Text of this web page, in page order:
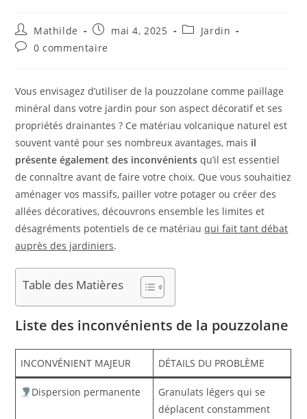
Mathilde mai 4, 2025
Jardin
0 commentaire
Vous envisagez d’utiliser de la pouzzolane comme paillage
minéral dans votre jardin pour son aspect décoratif et ses
propriétés drainantes ? Ce matériau volcanique naturel est
souvent vanté pour ses nombreux avantages, mais il
présente également des inconvénients qu’il est essentiel
de connaître avant de faire votre choix. Que vous souhaitiez
aménager vos massifs, pailler votre potager ou créer des
allées décoratives, découvrons ensemble les limites et
désagréments potentiels de ce matériauqui fait tant débat
auprès des jardiniers.
Table des Matières
Liste des inconvénients de la pouzzolane
INCONVÉNIENT MAJEUR DÉTAILS DU PROBLÈME
Dispersion permanente
Granulats légers qui se
déplacent constamment